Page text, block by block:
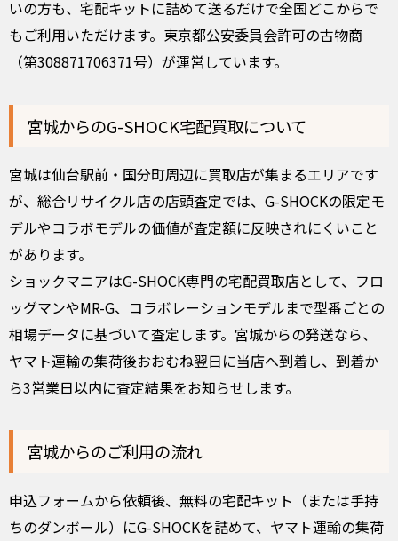
いの方も、宅配キットに詰めて送るだけで全国どこからで
もご利用いただけます。東京都公安委員会許可の古物商
（第308871706371号）が運営しています。
宮城からのG-SHOCK宅配買取について
宮城は仙台駅前・国分町周辺に買取店が集まるエリアです
が、総合リサイクル店の店頭査定では、G-SHOCKの限定モ
デルやコラボモデルの価値が査定額に反映されにくいこと
があります。
ショックマニアはG-SHOCK専門の宅配買取店として、フロ
ッグマンやMR-G、コラボレーションモデルまで型番ごとの
相場データに基づいて査定します。宮城からの発送なら、
ヤマト運輸の集荷後おおむね翌日に当店へ到着し、到着か
ら3営業日以内に査定結果をお知らせします。
宮城からのご利用の流れ
申込フォームから依頼後、無料の宅配キット（または手持
ちのダンボール）にG-SHOCKを詰めて、ヤマト運輸の集荷